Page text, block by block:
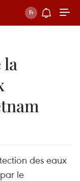
la
des eaux
le